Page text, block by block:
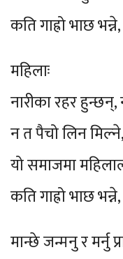
कति गाह्रो भाछ
महिलाः
नारीका रहर हुन्छन्,
न त पैचो लिन
यो समाजमा
कति गाह्रो भाछ
मान्छे जन्मनु र मर्नु